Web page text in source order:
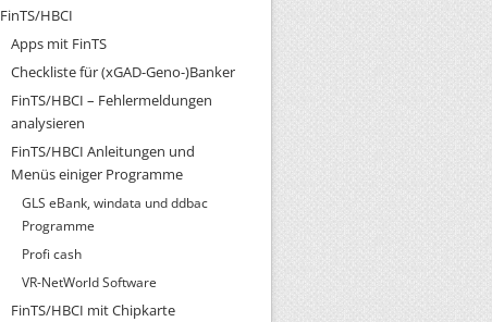
FinTS/HBCI
Apps mit FinTS
Checkliste für (xGAD-Geno-)Banker
FinTS/HBCI – Fehlermeldungen
analysieren
FinTS/HBCI Anleitungen und
Menüs einiger Programme
GLS eBank, windata und ddbac
Programme
Profi cash
VR-NetWorld Software
FinTS/HBCI mit Chipkarte